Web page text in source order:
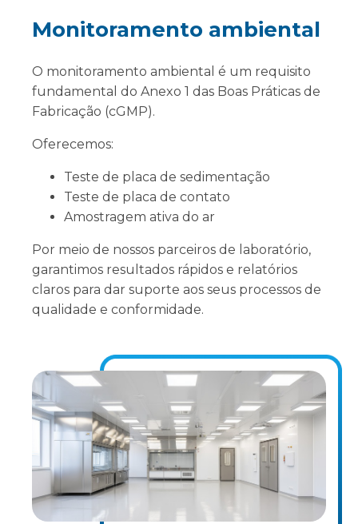
Monitoramento ambiental
O monitoramento ambiental é um requisito
fundamental do Anexo 1 das Boas Práticas de
Fabricação (cGMP).
Oferecemos:
Teste de placa de sedimentação
Teste de placa de contato
Amostragem ativa do ar
Por meio de nossos parceiros de laboratório,
garantimos resultados rápidos e relatórios
claros para dar suporte aos seus processos de
qualidade e conformidade.